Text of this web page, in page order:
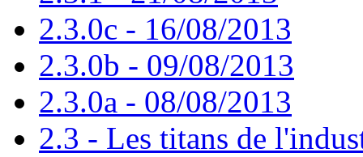
2.3.0c - 16/08/2013
2.3.0b - 09/08/2013
2.3.0a - 08/08/2013
2.3 - Les titans de